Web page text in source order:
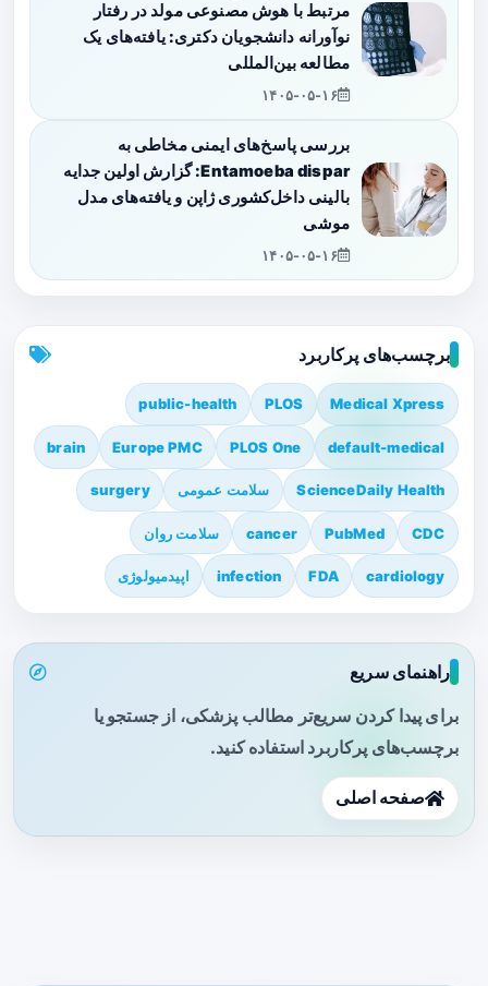
مرتبط با هوش مصنوعی مولد در رفتار
نوآورانه دانشجویان دکتری: یافته‌های یک
مطالعه بین‌المللی
۱۴۰۵-۰۵-۱۶
بررسی پاسخ‌های ایمنی مخاطی به
Entamoeba dispar: گزارش اولین جدایه
بالینی داخل‌کشوری ژاپن و یافته‌های مدل
موشی
۱۴۰۵-۰۵-۱۶
برچسب‌های پرکاربرد
Medical Xpress
PLOS
public-health
default-medical
PLOS One
Europe PMC
brain
ScienceDaily Health سلامت عمومی surgery
CDC
PubMed
cancer سلامت روان
cardiology
FDA
infection اپیدمیولوژی
راهنمای سریع
برای پیدا کردن سریع‌تر مطالب پزشکی، از جستجو یا
برچسب‌های پرکاربرد استفاده کنید.
صفحه اصلی